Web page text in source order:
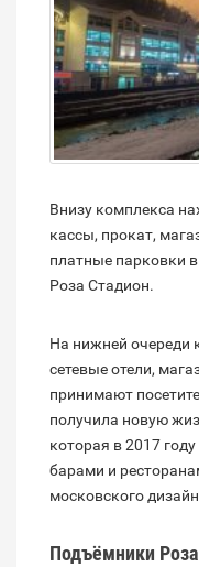
Внизу комплекса
кассы, прокат,
платные парковки
Роза Стадион.
На нижней очереди
сетевые отели,
принимают
получила новую
которая в 2017
барами и
московского
Подъёмники